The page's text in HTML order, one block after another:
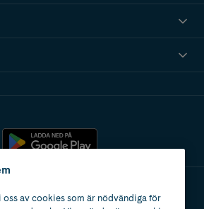
oss av cookies som är nödvändiga för